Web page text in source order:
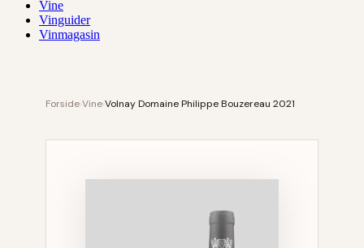
Vine
Vinguider
Vinmagasin
ForsideVineVolnay Domaine Philippe Bouzereau 2021